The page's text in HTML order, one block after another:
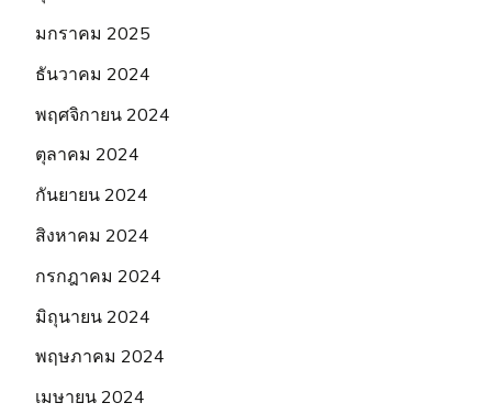
มกราคม 2025
ธันวาคม 2024
พฤศจิกายน 2024
ตุลาคม 2024
กันยายน 2024
สิงหาคม 2024
กรกฎาคม 2024
มิถุนายน 2024
พฤษภาคม 2024
เมษายน 2024